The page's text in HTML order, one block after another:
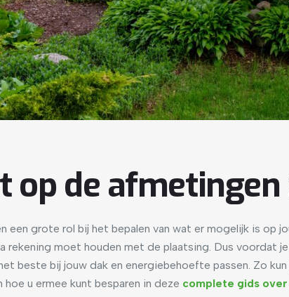
op de
een grote rol bij het bepalen van wat er mogelijk is op
rekening moet houden met de plaatsing. Dus voordat
beste bij jouw dak en energiebehoefte passen. Zo
u ermee kunt besparen in deze complete gids